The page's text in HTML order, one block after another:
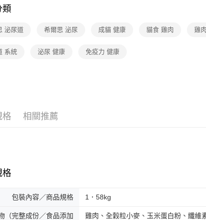
類
泌尿道 希爾思 泌尿 成貓 健康 貓食 雞肉 雞
系統 泌尿 健康 免疫力 健康
格 相關推薦
格
包裝內容／商品規格 1．58kg
（完整成份／食品添加
雞肉、全穀粒小麥、玉米蛋白粉、纖維